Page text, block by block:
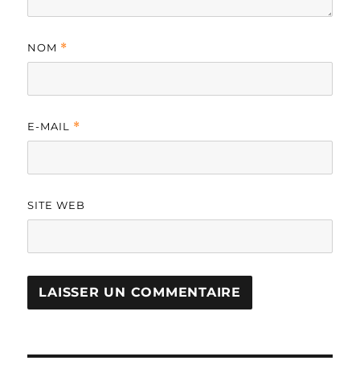
NOM *
E-MAIL *
SITE WEB